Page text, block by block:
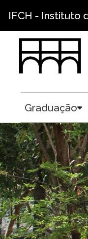
IFCH - Instituto
Graduação